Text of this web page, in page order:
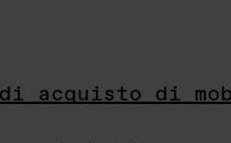
acquisto di